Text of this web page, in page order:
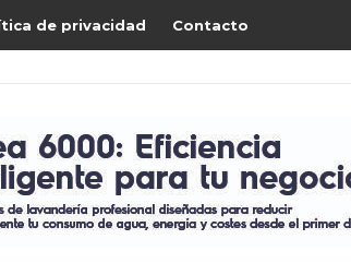
de privacidad Contacto